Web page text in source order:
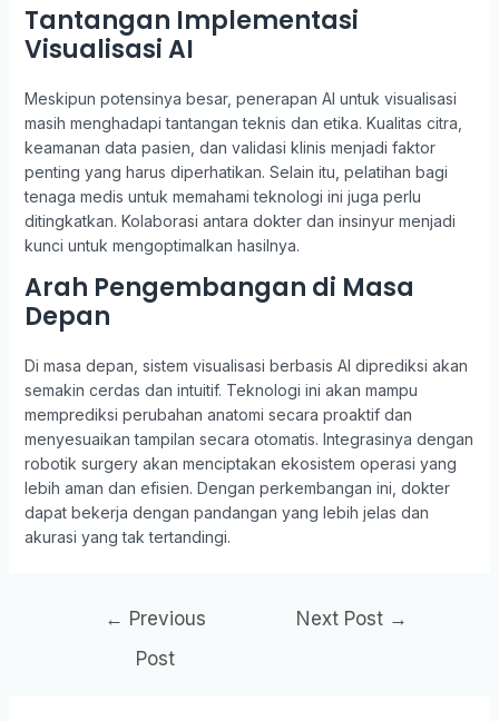
Tantangan Implementasi
Visualisasi AI
Meskipun potensinya besar, penerapan AI untuk visualisasi
masih menghadapi tantangan teknis dan etika. Kualitas citra,
keamanan data pasien, dan validasi klinis menjadi faktor
penting yang harus diperhatikan. Selain itu, pelatihan bagi
tenaga medis untuk memahami teknologi ini juga perlu
ditingkatkan. Kolaborasi antara dokter dan insinyur menjadi
kunci untuk mengoptimalkan hasilnya.
Arah Pengembangan di Masa
Depan
Di masa depan, sistem visualisasi berbasis AI diprediksi akan
semakin cerdas dan intuitif. Teknologi ini akan mampu
memprediksi perubahan anatomi secara proaktif dan
menyesuaikan tampilan secara otomatis. Integrasinya dengan
robotik surgery akan menciptakan ekosistem operasi yang
lebih aman dan efisien. Dengan perkembangan ini, dokter
dapat bekerja dengan pandangan yang lebih jelas dan
akurasi yang tak tertandingi.
← Previous
Post
Next Post →